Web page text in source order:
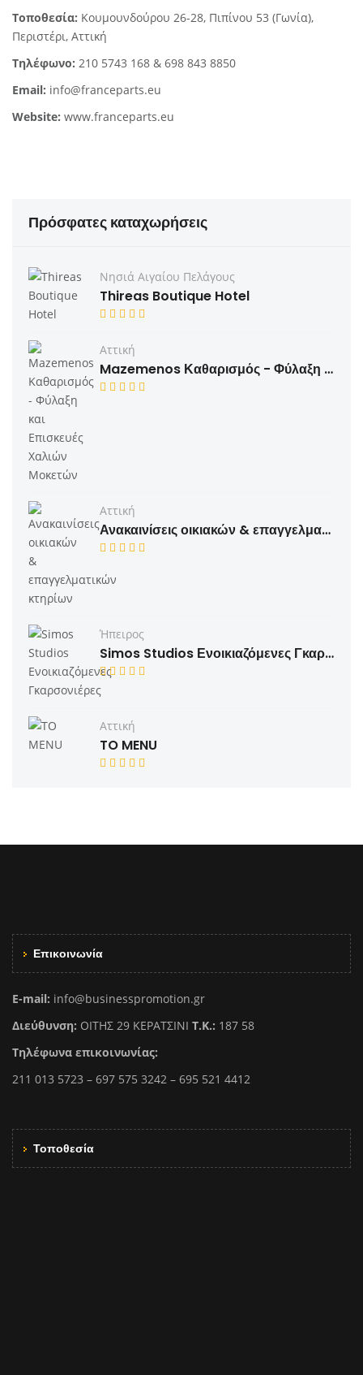
Τοποθεσία: Κουμουνδούρου 26-28, Πιπίνου 53 (Γωνία),
Περιστέρι, Αττική
Τηλέφωνο: 210 5743 168 & 698 843 8850
Email: info@franceparts.eu
Website: www.franceparts.eu
Πρόσφατες καταχωρήσεις
Νησιά Αιγαίου Πελάγους
Thireas Boutique Hotel
Αττική
Mazemenos Καθαρισμός - Φύλαξη και Επισκευές Χαλιών​ Μοκετών
Αττική
Ανακαινίσεις οικιακών & επαγγελματικών κτηρίων
Ήπειρος
Simos Studios Ενοικιαζόμενες Γκαρσονιέρες
Αττική
TO MENU
Επικοινωνία
E-mail: info@businesspromotion.gr
Διεύθυνση: ΟΙΤΗΣ 29 ΚΕΡΑΤΣΙΝΙ Τ.Κ.: 187 58
Τηλέφωνα επικοινωνίας:
211 013 5723 – 697 575 3242 – 695 521 4412
Τοποθεσία